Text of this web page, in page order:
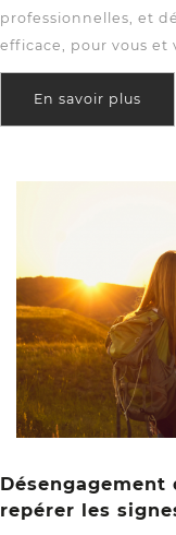
professionnelles, et
efficace, pour vous et
En savoir plus
repérer les